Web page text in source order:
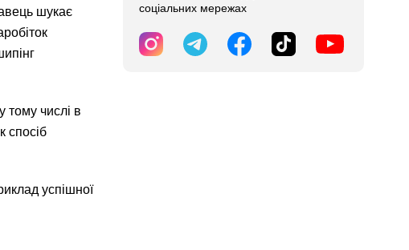
шукає
тому числі в
спосіб
успішної
соціальних мережах